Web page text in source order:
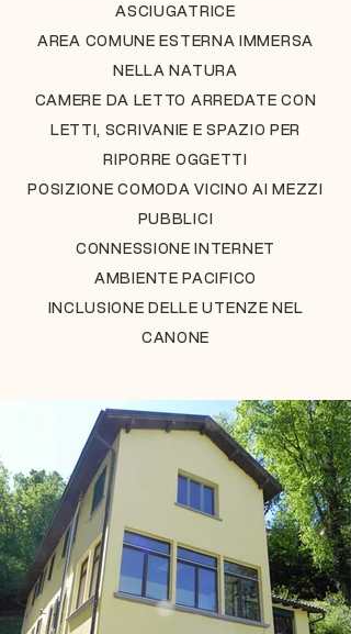
ASCIUGATRICE
AREA COMUNE ESTERNA IMMERSA
NELLA NATURA
CAMERE DA LETTO ARREDATE CON
LETTI, SCRIVANIE E SPAZIO PER
RIPORRE OGGETTI
POSIZIONE COMODA VICINO AI MEZZI
PUBBLICI
CONNESSIONE INTERNET
AMBIENTE PACIFICO
INCLUSIONE DELLE UTENZE NEL
CANONE